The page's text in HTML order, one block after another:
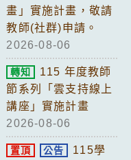
畫」實施計畫，敬請
教師(社群)申請。
2026-08-06
轉知
115 年度教師
節系列「雲支持線上
講座」實施計畫
2026-08-06
置頂 公告
115學